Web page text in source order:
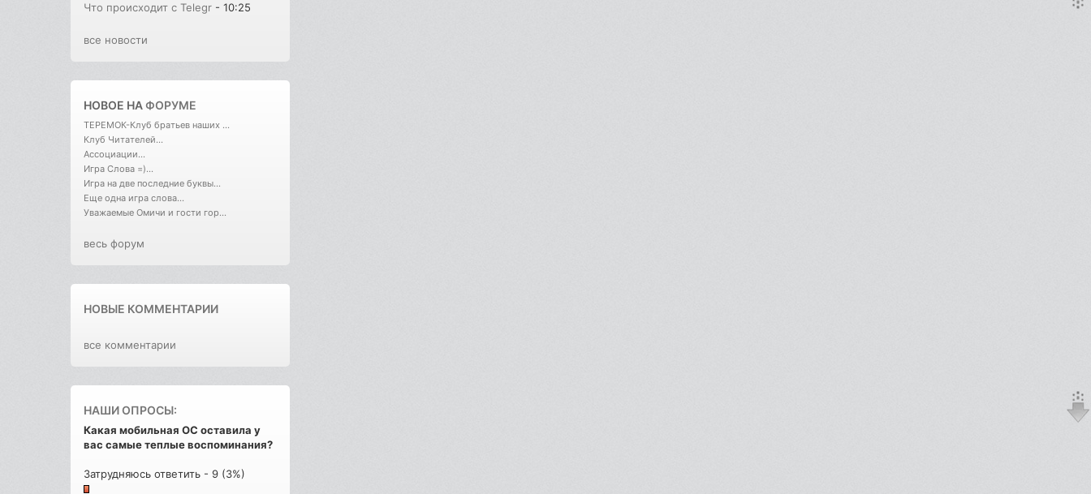
Что происходит с Telegr - 10:25
все новости
НОВОЕ НАФОРУМЕ
ТЕРЕМОК-Клуб братьев наших ...
Клуб Читателей...
Ассоциации...
Игра Слова =)...
Игра на две последние буквы...
Еще одна игра слова...
Уважаемые Омичи и гости гор...
весь форум
НОВЫЕ КОММЕНТАРИИ
все комментарии
НАШИ ОПРОСЫ:
Какая мобильная ОС оставила у
вас самые теплые воспоминания?
Затрудняюсь ответить - 9 (3%)